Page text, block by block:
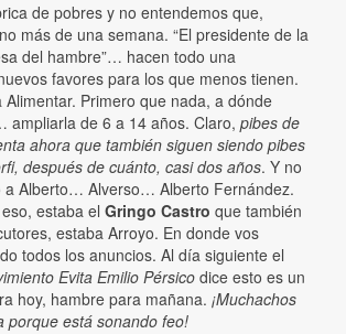
de pobres y no entendemos que,
más de una semana. “El presidente de la
del hambre”… hacen todo una
favores para los que menos tienen.
Alimentar. Primero que nada, a dónde
ampliarla de 6 a 14 años. Claro, pibes de
ahora que también siguen siendo pibes
después de cuánto, casi dos años. Y no
a Alberto… Alverso… Alberto Fernández.
estaba el Gringo Castro que también
estaba Arroyo. En donde vos
todos los anuncios. Al día siguiente el
Evita Emilio Pérsicodice esto es un
hoy, hambre para mañana. ¡Muchachos
porque está sonando feo!